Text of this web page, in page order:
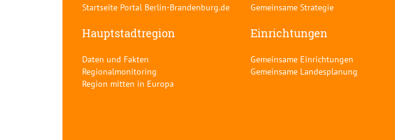
Startseite Portal Berlin-Brandenburg.de
Hauptstadtregion
Daten und Fakten
Regionalmonitoring
Region mitten in Europa
Gemeinsame Strategie
Einrichtungen
Gemeinsame Einrichtungen
Gemeinsame Landesplanung